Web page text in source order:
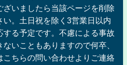
いましたら当該ページを削除
い。土日祝を除く3営業日以内
する予定です。不慮による事故
いこともありますので何卒、
こちらの問い合わせよりご連絡